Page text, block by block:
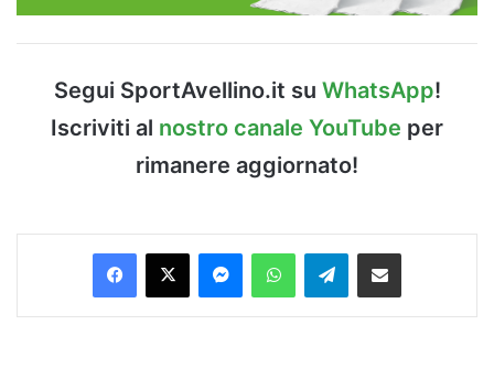
Segui SportAvellino.it su WhatsApp!
Iscriviti al nostro canale YouTube per
rimanere aggiornato!
Facebook
X MessengerWhatsAppTelegramCondividi via Email